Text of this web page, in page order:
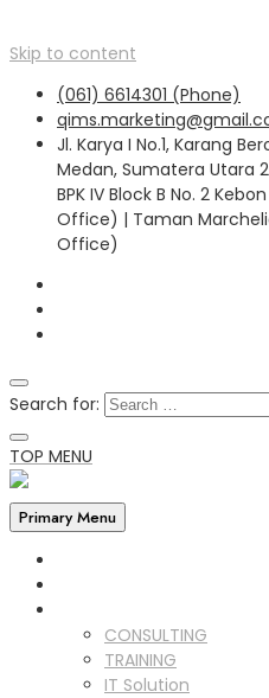
Skip to content
(061) 6614301 (Phone)
Jl. Karya I No.1, Karang
Medan, Sumatera Utara
BPK IV Block B No. 2
Office) | Taman
Office)
Search for:
TOP MENU
Primary Menu
CONSULTING
TRAINING
IT Solution